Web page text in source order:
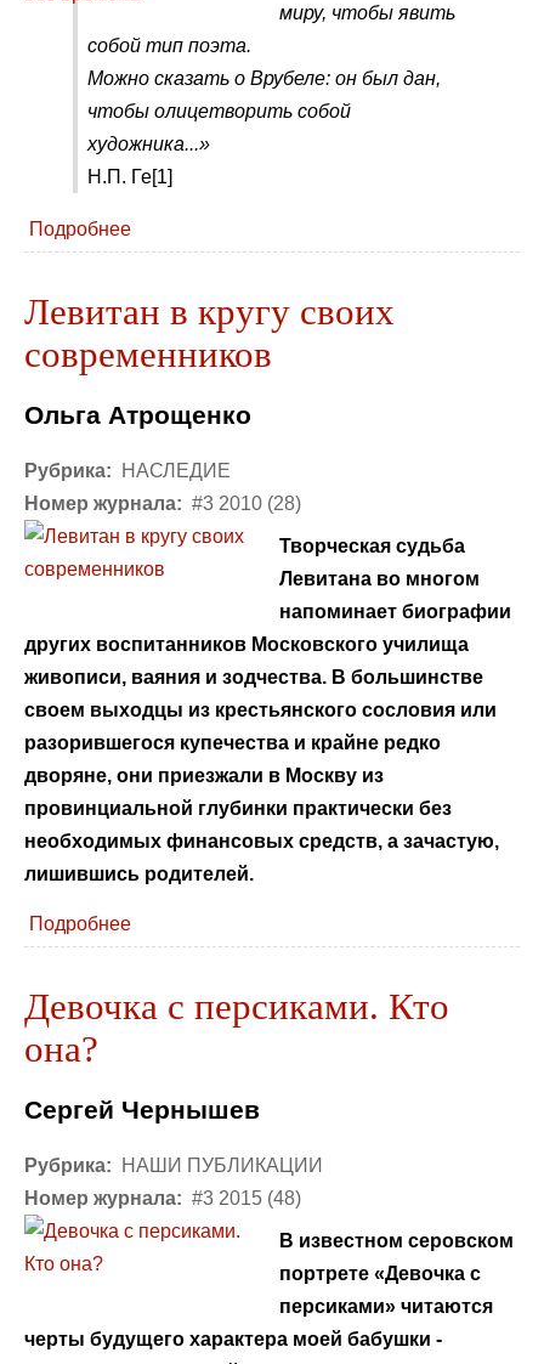
миру, чтобы явить
собой тип поэта.
Можно сказать о Врубеле: он был дан,
чтобы олицетворить собой
художника...»
Н.П. Ге[1]
Подробнее
Левитан в кругу своих
современников
Ольга Атрощенко
Рубрика:
НАСЛЕДИЕ
Номер журнала: #3 2010 (28)
Творческая судьба
Левитана во многом
напоминает биографии
других воспитанников Московского училища
живописи, ваяния и зодчества. В большинстве
своем выходцы из крестьянского сословия или
разорившегося купечества и крайне редко
дворяне, они приезжали в Москву из
провинциальной глубинки практически без
необходимых финансовых средств, а зачастую,
лишившись родителей.
Подробнее
Девочка с персиками. Кто
она?
Сергей Чернышев
Рубрика:
НАШИ ПУБЛИКАЦИИ
Номер журнала: #3 2015 (48)
В известном серовском
портрете «Девочка с
персиками» читаются
черты будущего характера моей бабушки -